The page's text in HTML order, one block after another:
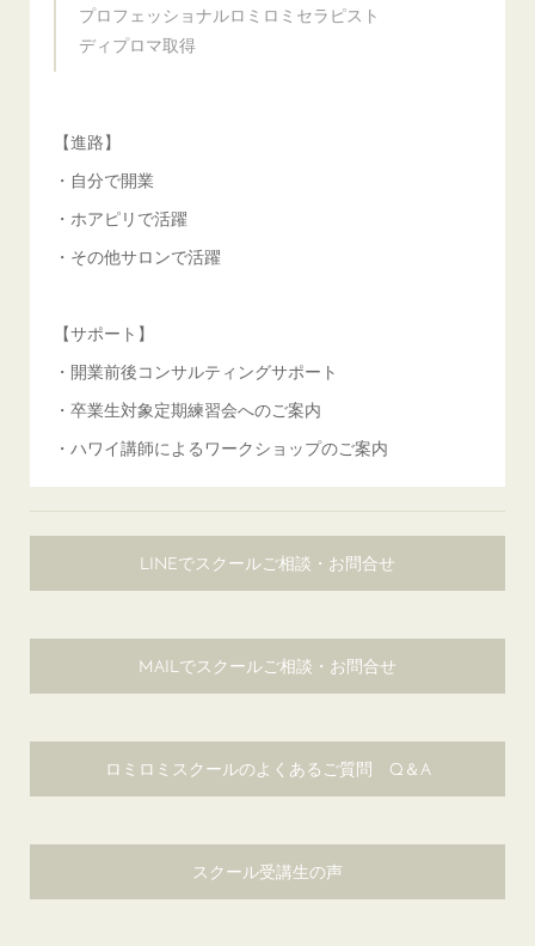
プロフェッショナルロミロミセラピスト
ディプロマ取得
【進路】
・自分で開業
・ホアピリで活躍
・その他サロンで活躍
【サポート】
・開業前後コンサルティングサポート
・卒業生対象定期練習会へのご案内
・ハワイ講師によるワークショップのご案内
LINEでスクールご相談・お問合せ
MAILでスクールご相談・お問合せ
ロミロミスクールのよくあるご質問 Q＆A
スクール受講生の声